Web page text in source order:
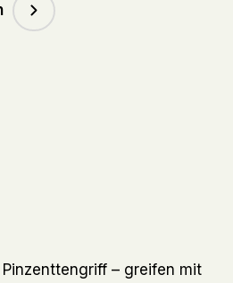
– greifen mit